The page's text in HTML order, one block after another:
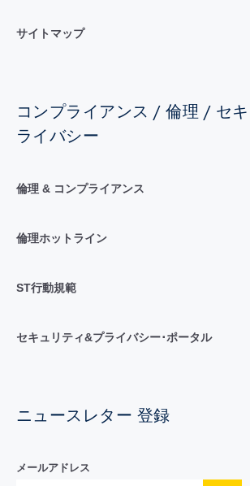
サイトマップ
コンプライアンス / 倫理 / セ
ライバシー
倫理 & コンプライアンス
倫理ホットライン
ST行動規範
セキュリティ&プライバシー･ポータル
ニュースレター 登録
メールアドレス